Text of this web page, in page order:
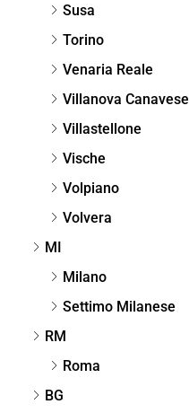
Susa
Torino
Venaria Reale
Villanova Canavese
Villastellone
Vische
Volpiano
Volvera
MI
Milano
Settimo Milanese
RM
Roma
BG